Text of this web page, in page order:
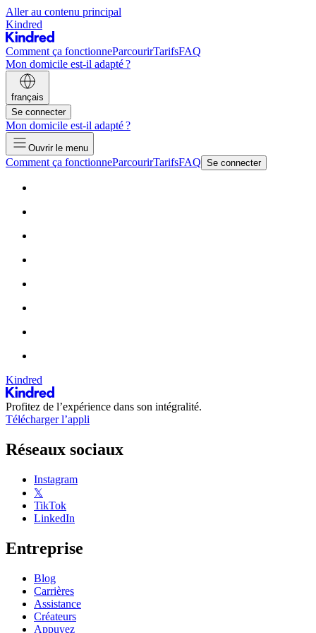
Aller au contenu principal
Kindred
Comment ça fonctionneParcourirTarifsFAQ
Mon domicile est-il adapté ?
français
Se connecter
Mon domicile est-il adapté ?
Ouvrir le menu
Comment ça fonctionneParcourirTarifsFAQ Se connecter
Kindred
Profitez de l’expérience dans son intégralité.
Télécharger l’appli
Réseaux sociaux
Instagram
𝕏
TikTok
LinkedIn
Entreprise
Blog
Carrières
Assistance
Créateurs
Appuyez